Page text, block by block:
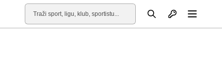
Pretraga Otvori profil